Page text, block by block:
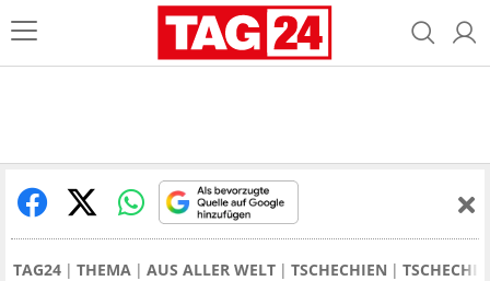
TAG24 THEMA AUS ALLER WELT TSCHECHIEN